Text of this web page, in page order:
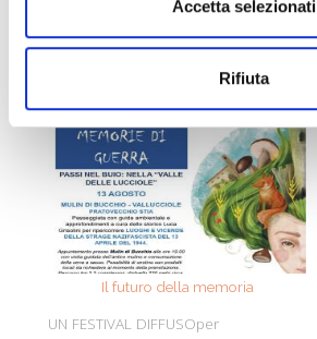
Accetta selezionati
Rifiuta
Il futuro della memoria
UN FESTIVAL DIFFUSOper